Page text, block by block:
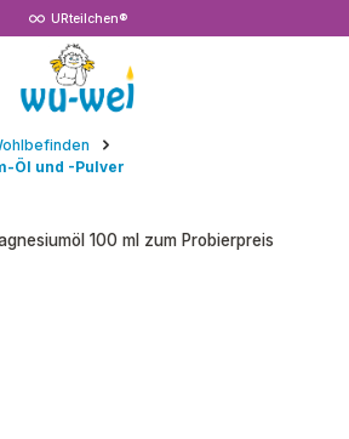
URteilchen®
Öl und -Pulver